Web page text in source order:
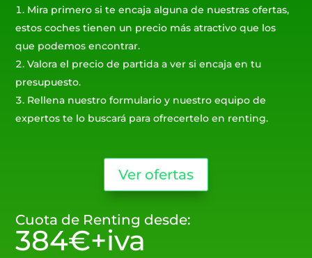
Mira primero si te encaja alguna de nuestras ofertas,
estos coches tienen un precio más atractivo que los
que podemos encontrar.
Valora el precio de partida a ver si encaja en tu
presupuesto.
Rellena nuestro formulario y nuestro equipo de
expertos te lo buscará para ofrecertelo en renting.
Ver ofertas
Cuota de Renting desde:
384€+iva